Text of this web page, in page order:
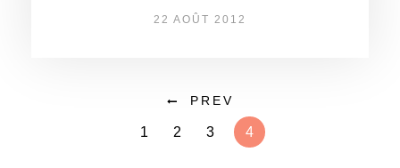
22 AOÛT 2012
PREV
1 2 3 4